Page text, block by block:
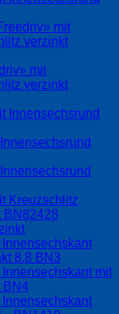
mit
verzinkt
mit
verzinkt
Innensechsrund
Kreuzschlitz
BN82428
8.8 BN3
mit
BN4